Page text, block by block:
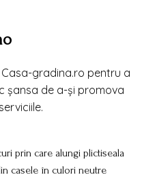
gradina.ro pentru a
șansa de a-și promova
prin care alungi plictiseala
casele în culori neutre